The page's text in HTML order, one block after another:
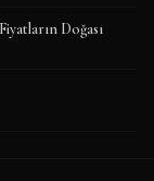
Doğası